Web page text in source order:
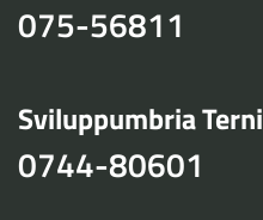
075-56811
Sviluppumbria Terni
0744-80601